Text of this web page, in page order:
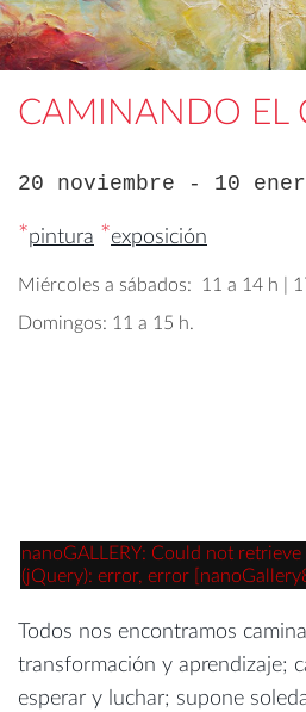
CAMINANDO EL
20 noviembre - 10
*pintura *exposición
Miércoles a sábados: 11 a 14 h |
Domingos: 11 a 15 h.
nanoGALLERY: Could not
(jQuery): error, error
Todos nos encontramos
transformación y aprendizaje;
esperar y luchar; supone